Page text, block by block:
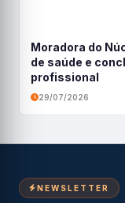
Moradora do
de saúde e
profissional
29/07/2026
NEWSLETTER